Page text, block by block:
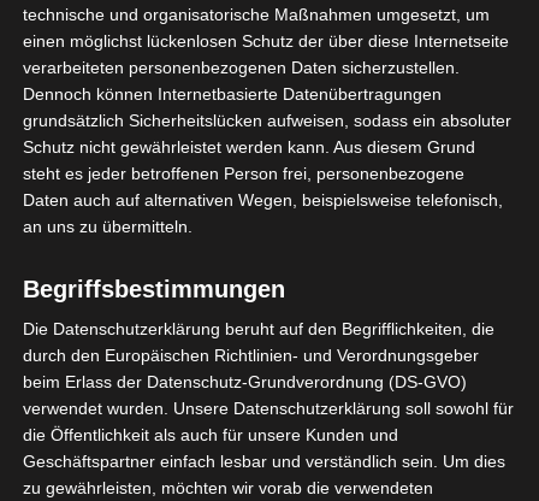
„Living wages“
Hierbei geht es um ein Modell, das in England angewendet wird.
Man könnte sagen: ein staatlich organisiertes Marketingtool für
große Firmen. Ein gute Modell um tariffreie Branchen und
Segmente zumindest moralisch einzufangen.
2. Stärkung der Sekundärverteilung – Entlastung der
Steuererleichterung von 100 EUR pro Monat erhalten könnten.
3. Anpassung im Sozialversicherungsecht
Ein optionales Statusfeststellungsverfahren, welches
zukunftsorientiert wäre, aber auch nur für einen Auftrag und
sollte der Vertrag nicht so gelebt werden, wie er geschrieben
technische und organisatorische Maßnahmen umgesetzt, um
einen möglichst lückenlosen Schutz der über diese Internetseite
verarbeiteten personenbezogenen Daten sicherzustellen.
Dennoch können Internetbasierte Datenübertragungen
grundsätzlich Sicherheitslücken aufweisen, sodass ein absoluter
Schutz nicht gewährleistet werden kann. Aus diesem Grund
steht es jeder betroffenen Person frei, personenbezogene
Daten auch auf alternativen Wegen, beispielsweise telefonisch,
an uns zu übermitteln.
Begriffsbestimmungen
Die Datenschutzerklärung beruht auf den Begrifflichkeiten, die
durch den Europäischen Richtlinien- und Verordnungsgeber
beim Erlass der Datenschutz-Grundverordnung (DS-GVO)
verwendet wurden. Unsere Datenschutzerklärung soll sowohl für
die Öffentlichkeit als auch für unsere Kunden und
Geschäftspartner einfach lesbar und verständlich sein. Um dies
zu gewährleisten, möchten wir vorab die verwendeten